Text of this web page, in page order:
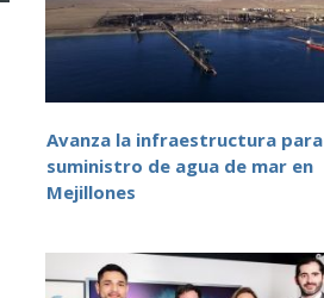
Avanza la infraestructura para
suministro de agua de mar en
Mejillones